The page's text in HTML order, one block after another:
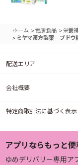
ホーム >健康食品 > 栄養
> ミヤマ漢方製薬 ブド
配送エリア
会社概要
特定商取引法に基づく表示
アプリならもっと便
ゆめデリバリー専用ア